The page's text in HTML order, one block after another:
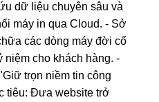
dữ liệu chuyên sâu và
máy in qua Cloud. - Sở
các dòng máy đời cổ
niệm cho khách hàng. -
trọn niềm tin công
tiêu: Đưa website trở